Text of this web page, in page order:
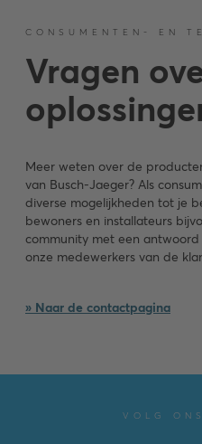
CONSUMENTEN- EN
Vragen
Meer weten over de
van Busch-Jaeger? Als
diverse mogelijkheden tot je
bewoners en installateurs
community met een
onze medewerkers van de
» Naar de contactpagina
VOLG